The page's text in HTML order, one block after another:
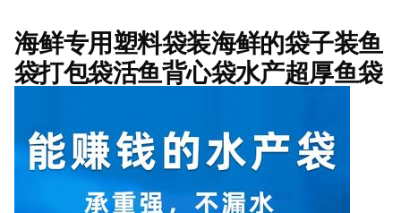
海鲜专用塑料袋装海鲜的袋子装鱼
袋打包袋活鱼背心袋水产超厚鱼袋